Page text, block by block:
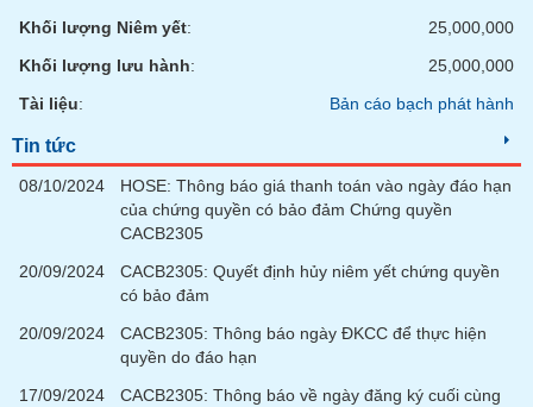
Khối lượng Niêm yết:
25,000,000
Khối lượng lưu hành:
25,000,000
Tài liệu: Bản cáo bạch phát hành
Tin tức
08/10/2024
HOSE: Thông báo giá thanh toán vào ngày đáo hạn
của chứng quyền có bảo đảm Chứng quyền
CACB2305
20/09/2024
CACB2305: Quyết định hủy niêm yết chứng quyền
có bảo đảm
20/09/2024
CACB2305: Thông báo ngày ĐKCC để thực hiện
quyền do đáo hạn
17/09/2024
CACB2305: Thông báo về ngày đăng ký cuối cùng
chính